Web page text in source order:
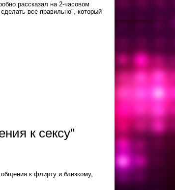
рассказал на 2-часовом
все правильно", который
к сексу"
к флирту и близкому,